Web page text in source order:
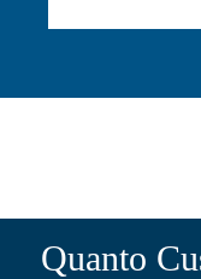
Quanto